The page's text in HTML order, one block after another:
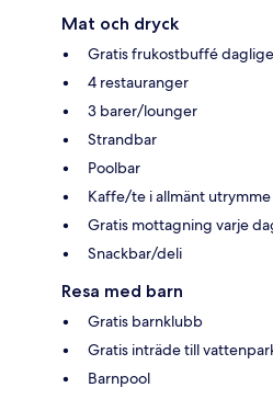
Mat och dryck
Gratis frukostbuffé
4 restauranger
3 barer/lounger
Strandbar
Poolbar
Kaffe/te i allmänt utrymme
Gratis mottagning varje
Snackbar/deli
Resa med barn
Gratis barnklubb
Gratis inträde till
Barnpool